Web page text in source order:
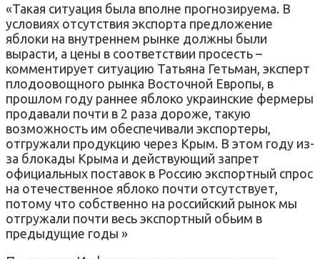
«Такая ситуация была вполне прогнозируема. В
условиях отсутствия экспорта предложение
яблоки на внутреннем рынке должны были
вырасти, а цены в соответствии просесть –
комментирует ситуацию Татьяна Гетьман, эксперт
плодоовощного рынка Восточной Европы, в
прошлом году раннее яблоко украинские фермеры
продавали почти в 2 раза дороже, такую ​​
возможность им обеспечивали экспортеры,
отгружали продукцию через Крым. В этом году из-
за блокады Крыма и действующий запрет
официальных поставок в Россию экспортный спрос
на отечественное яблоко почти отсутствует,
потому что собственно на российский рынок мы
отгружали почти весь экспортный обьим в
предыдущие годы »